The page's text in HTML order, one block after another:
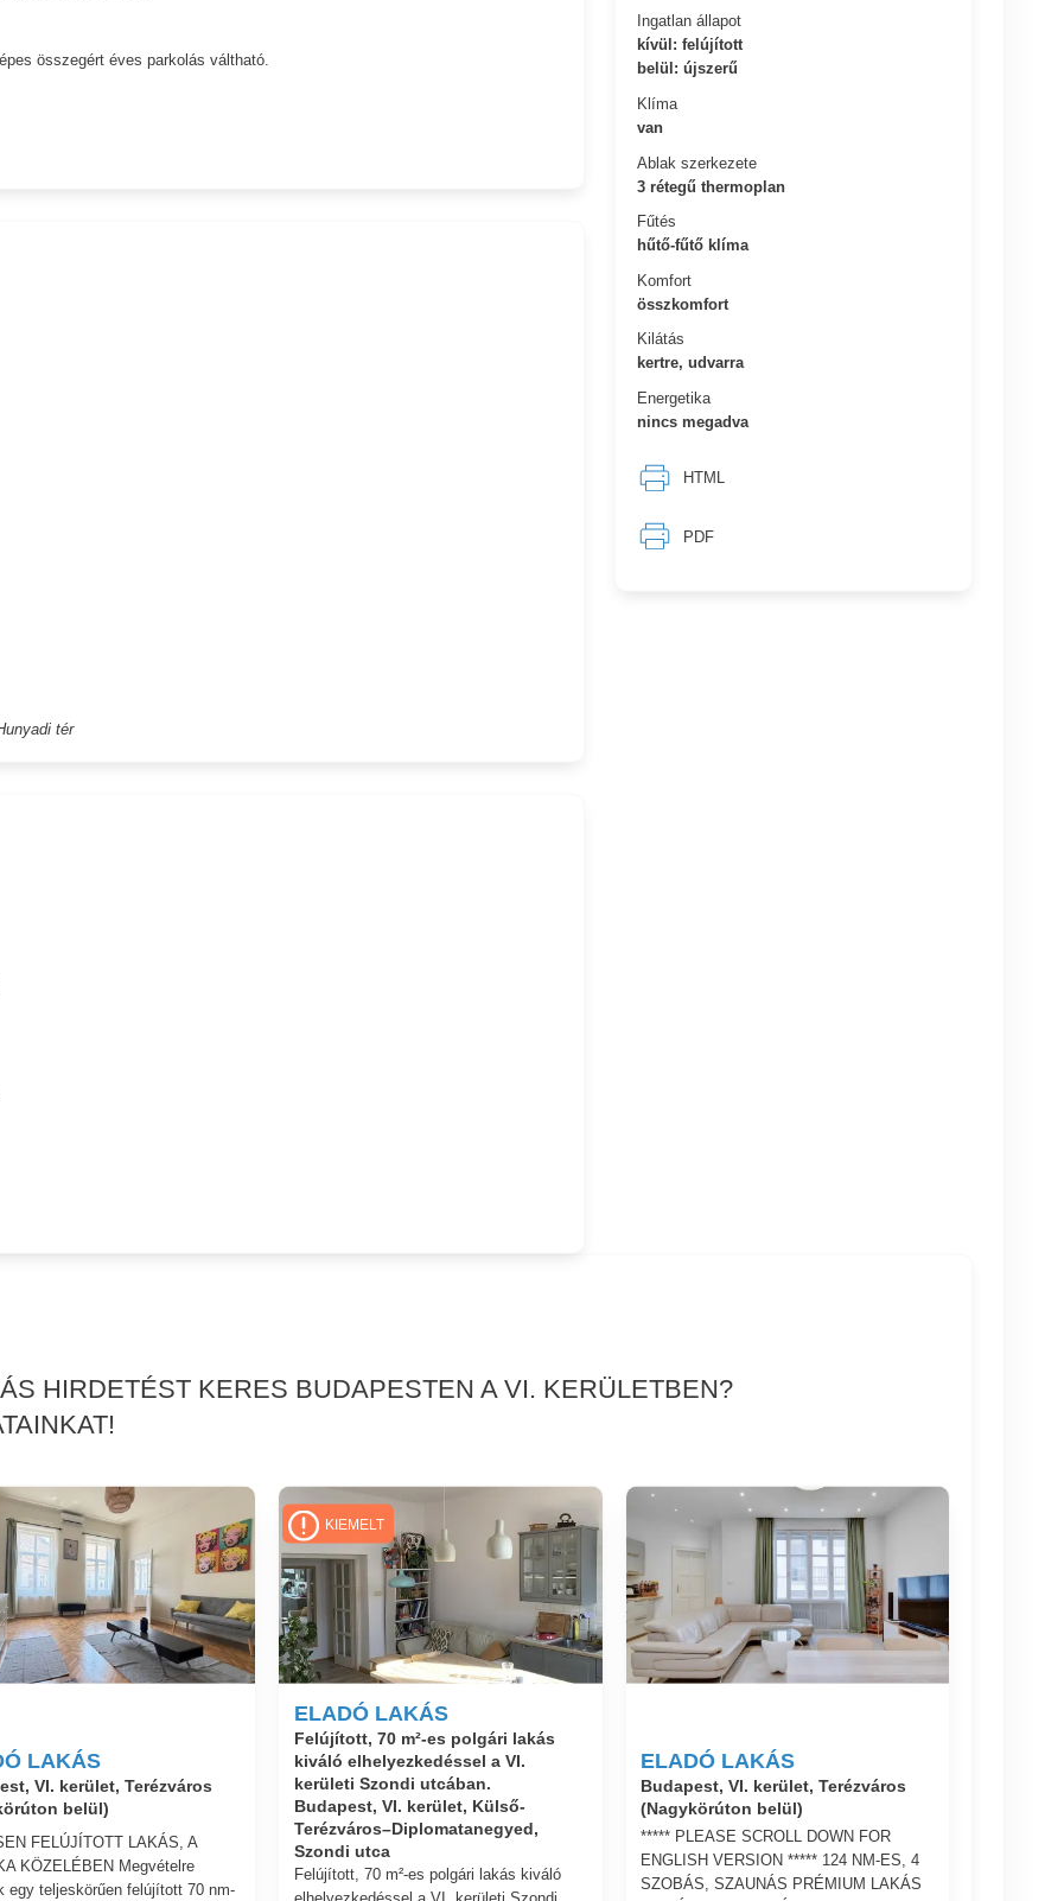
Ingatlan állapot
kívül: felújított
belül: újszerű
Klíma
van
Ablak szerkezete
3 rétegű thermoplan
Fűtés
hűtő-fűtő klíma
Komfort
összkomfort
Kilátás
kertre, udvarra
Energetika
nincs megadva
HTML
PDF
összegért éves parkolás váltható.
tér
HIRDETÉST KERES BUDAPESTEN A VI. KERÜLETBEN?
LAKÁS
VI. kerület, Terézváros
belül)
FELÚJÍTOTT LAKÁS, A
KÖZELÉBEN Megvételre
egy teljeskörűen felújított 70 nm-
ELADÓ LAKÁS
Felújított, 70 m²-es polgári lakás
kiváló elhelyezkedéssel a VI.
kerületi Szondi utcában.
Budapest, VI. kerület, Külső-
Terézváros–Diplomatanegyed,
Szondi utca
Felújított, 70 m²-es polgári lakás kiváló
elhelyezkedéssel a VI. kerületi Szondi
KIEMELT
ELADÓ LAKÁS
Budapest, VI. kerület, Terézváros
(Nagykörúton belül)
***** PLEASE SCROLL DOWN FOR
ENGLISH VERSION ***** 124 NM-ES, 4
SZOBÁS, SZAUNÁS PRÉMIUM LAKÁS